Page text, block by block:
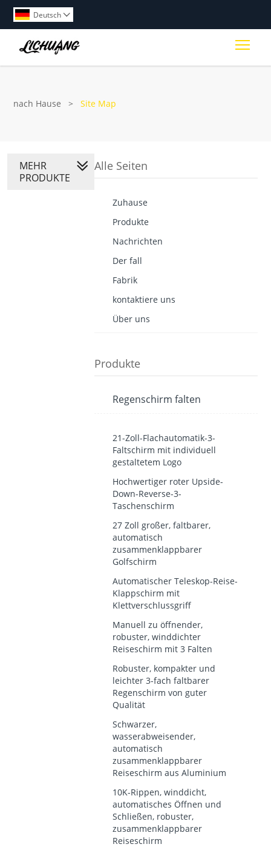
Deutsch 
nach Hause > Site Map
Alle Seiten
Zuhause
Produkte
Nachrichten
Der fall
Fabrik
kontaktiere uns
Über uns
Produkte
Regenschirm falten
21-Zoll-Flachautomatik-3-
Faltschirm mit individuell
gestaltetem Logo
Hochwertiger roter Upside-
Down-Reverse-3-
Taschenschirm
27 Zoll großer, faltbarer,
automatisch
zusammenklappbarer
Golfschirm
Automatischer Teleskop-Reise-
Klappschirm mit
Klettverschlussgriff
Manuell zu öffnender,
robuster, winddichter
Reiseschirm mit 3 Falten
Robuster, kompakter und
leichter 3-fach faltbarer
Regenschirm von guter
Qualität
Schwarzer,
wasserabweisender,
automatisch
zusammenklappbarer
Reiseschirm aus Aluminium
10K-Rippen, winddicht,
automatisches Öffnen und
Schließen, robuster,
zusammenklappbarer
Reiseschirm
MEHR
PRODUKTE